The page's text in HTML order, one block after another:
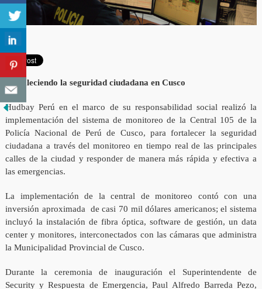
Fortaleciendo la seguridad ciudadana en Cusco
Hudbay Perú en el marco de su responsabilidad social realizó la
implementación del sistema de monitoreo de la Central 105 de la
Policía Nacional de Perú de Cusco, para fortalecer la seguridad
ciudadana a través del monitoreo en tiempo real de las principales
calles de la ciudad y responder de manera más rápida y efectiva a
las emergencias.
La implementación de la central de monitoreo contó con una
inversión aproximada de casi 70 mil dólares americanos; el sistema
incluyó la instalación de fibra óptica, software de gestión, un data
center y monitores, interconectados con las cámaras que administra
la Municipalidad Provincial de Cusco.
Durante la ceremonia de inauguración el Superintendente de
Security y Respuesta de Emergencia, Paul Alfredo Barreda Pezo,